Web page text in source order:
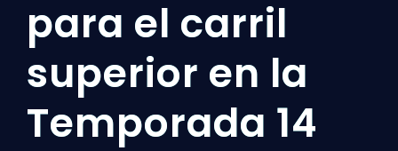
para el carril
superior en la
Temporada 14